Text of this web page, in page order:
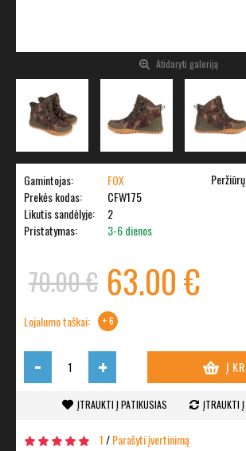
Atidaryti galeriją
Gamintojas:
FOX
Prekės kodas:
CFW175
Likutis sandėlyje:
2
Pristatymas:
3-6 dienos
70.00 € 63.00 €
Lojalumo taškai: + 6
- + Į
ĮTRAUKTI Į PATIKUSIAS ĮTRAUKTI Į
1/Parašyti įvertinimą